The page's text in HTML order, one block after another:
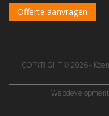
Offerte aanvragen
COPYRIGHT © 2026 -